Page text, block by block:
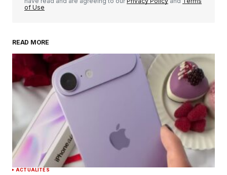
Your Name
Your E-mail *
Enregistrer mon nom, mon e-mail et mon
site dans le navigateur pour mon prochain
commentaire.
SUBMIT COMMENT
of Use
READ MORE
ACTUALITÉS